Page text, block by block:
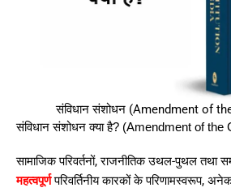
संविधान संशोधन (Amendment of
संविधान संशोधन क्या है? (Amendment of the
सामाजिक परिवर्तनों, राजनीतिक उथल-पुथल तथा
महत्वपूर्णपरिवर्तिनीय कारकों के परिणामस्वरूप,